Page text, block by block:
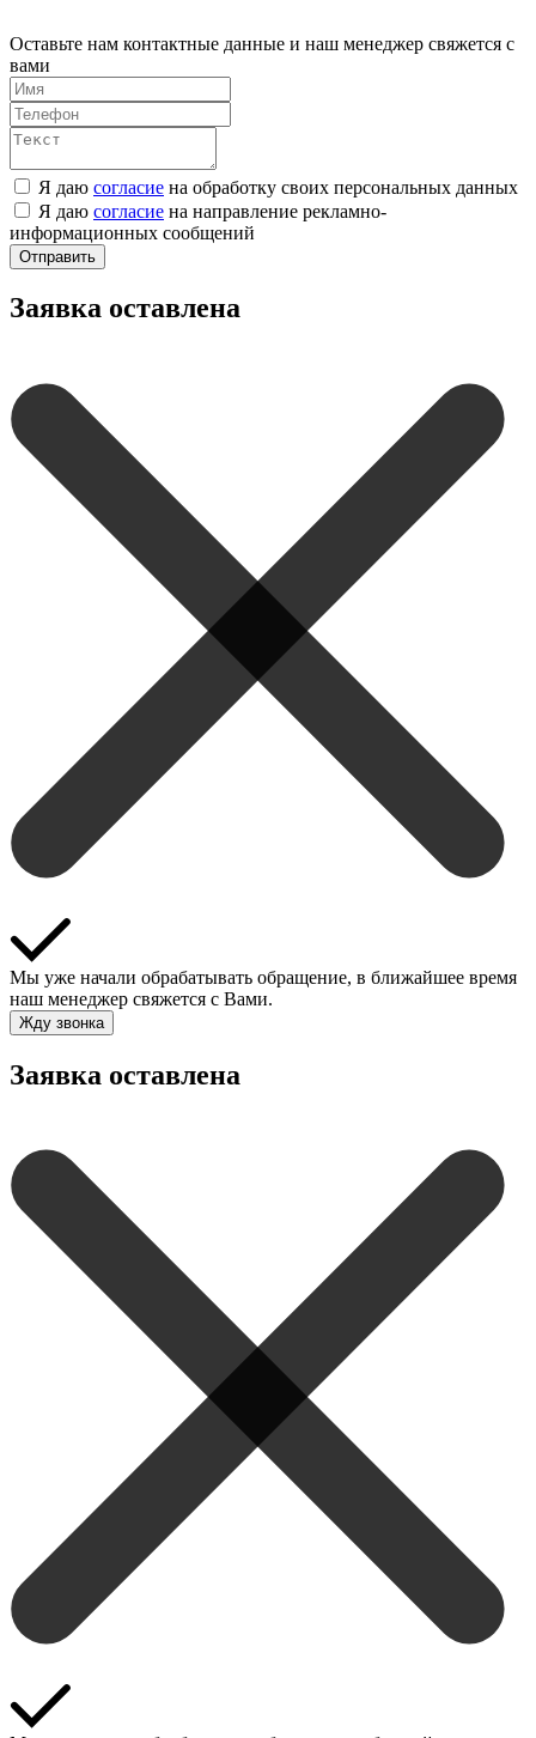
Оставьте нам контактные данные и наш менеджер свяжется с
вами
Я даю согласие на обработку своих персональных данных
Я даю согласие на направление рекламно-
информационных сообщений
Отправить
Заявка оставлена
Мы уже начали обрабатывать обращение, в ближайшее время
наш менеджер свяжется с Вами.
Жду звонка
Заявка оставлена